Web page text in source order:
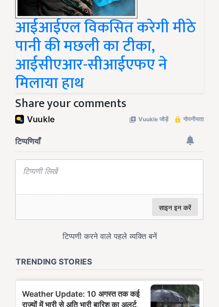
आईआईएल विकसित करेगी मीठे
पानी की मछली का टीका,
आईसीएआर-सीआईएफए ने
मिलाया हाथ
Share your comments